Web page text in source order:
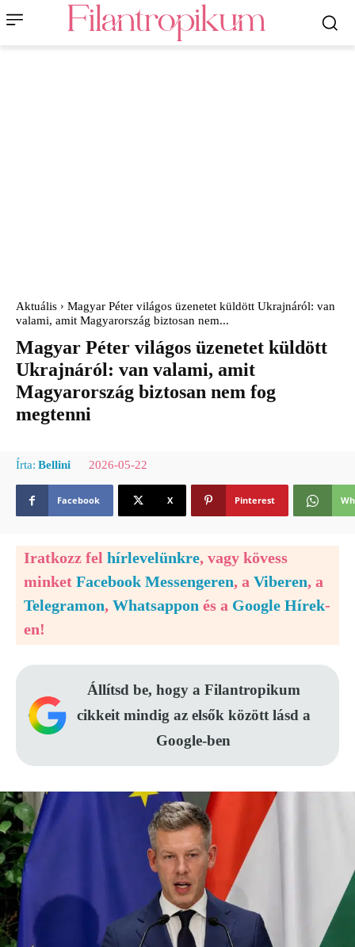
Aktuális
Magyar Péter világos üzenetet küldött Ukrajnáról: van
valami, amit Magyarország biztosan nem...
Magyar Péter világos üzenetet küldött
Ukrajnáról: van valami, amit
Magyarország biztosan nem fog
megtenni
Írta: Bellini 2026-05-22
Facebook X Pinterest
Iratkozz fel hírlevelünkre, vagy kövess
minket Facebook Messengeren, a Viberen, a
Telegramon, Whatsappon és a Google Hírek-
en!
Állítsd be, hogy a Filantropikum
cikkeit mindig az elsők között lásd a
Google-ben